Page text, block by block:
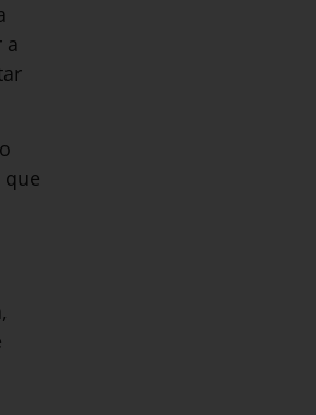
a
que